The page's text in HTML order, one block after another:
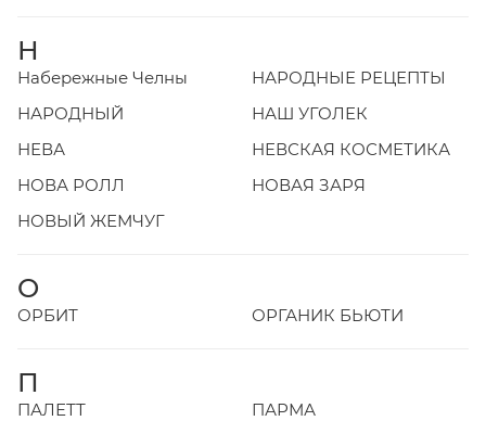
Н
Набережные Челны
НАРОДНЫЕ РЕЦЕПТЫ
НАРОДНЫЙ
НАШ УГОЛЕК
НЕВА
НЕВСКАЯ КОСМЕТИКА
НОВА РОЛЛ
НОВАЯ ЗАРЯ
НОВЫЙ ЖЕМЧУГ
О
ОРБИТ ОРГАНИК БЬЮТИ
П
ПАЛЕТТ
ПАРМА